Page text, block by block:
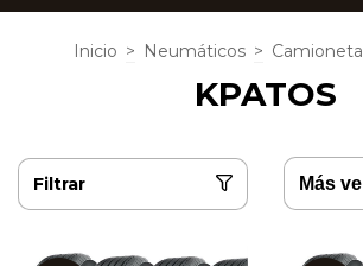
Inicio > Neumáticos > Camioneta
KPATOS
Filtrar